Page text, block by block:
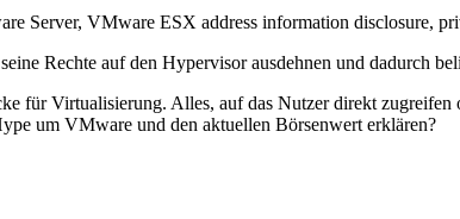
VMware ESX address information disclosure,
Rechte auf den Hypervisor ausdehnen und dadurch
für Virtualisierung. Alles, auf das Nutzer direkt zugreifen
um VMware und den aktuellen Börsenwert erklären?